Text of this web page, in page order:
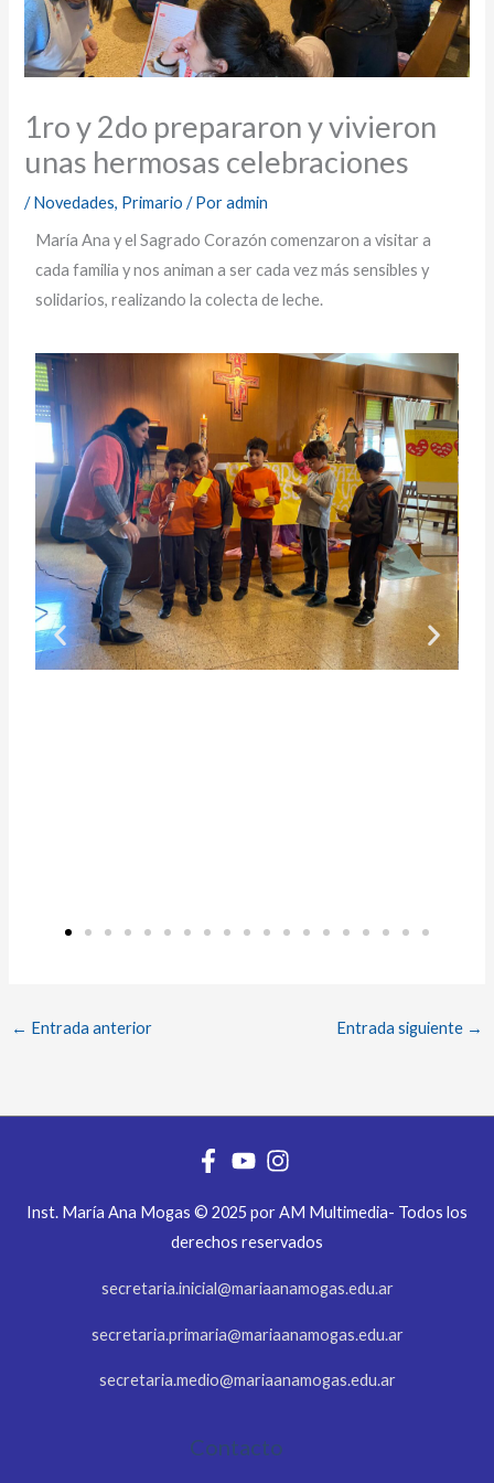
1ro y 2do prepararon y vivieron
unas hermosas celebraciones
/Novedades, Primario / Poradmin
María Ana y el Sagrado Corazón comenzaron a visitar a
cada familia y nos animan a ser cada vez más sensibles y
solidarios, realizando la colecta de leche.
← Entrada anterior Entrada siguiente →
Inst. María Ana Mogas © 2025 por AM Multimedia- Todos los
derechos reservados
secretaria.inicial@mariaanamogas.edu.ar
secretaria.primaria@mariaanamogas.edu.ar
secretaria.medio@mariaanamogas.edu.ar
Contacto